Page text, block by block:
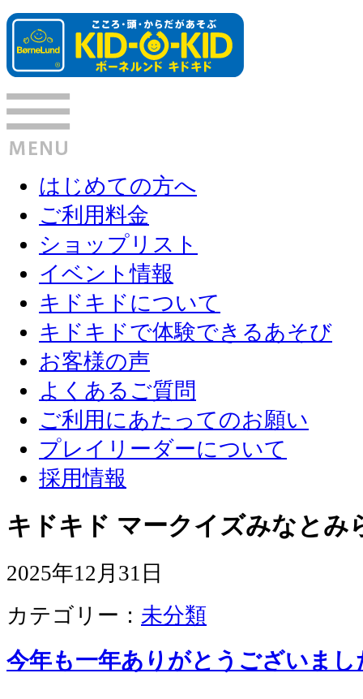
はじめての方へ
ご利用料金
ショップリスト
イベント情報
キドキドについて
キドキドで体験できるあそび
お客様の声
よくあるご質問
ご利用にあたってのお願い
プレイリーダーについて
採用情報
キドキド マークイズみなとみ
2025年12月31日
カテゴリー： 未分類
今年も一年ありがとうございまし